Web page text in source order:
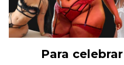
Para